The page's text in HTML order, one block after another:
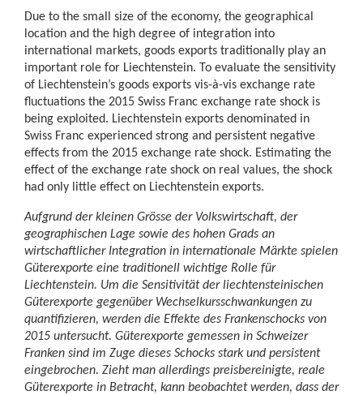
Due to the small size of the economy, the geographical
location and the high degree of integration into
international markets, goods exports traditionally play an
important role for Liechtenstein. To evaluate the sensitivity
of Liechtenstein’s goods exports vis-à-vis exchange rate
fluctuations the 2015 Swiss Franc exchange rate shock is
being exploited. Liechtenstein exports denominated in
Swiss Franc experienced strong and persistent negative
effects from the 2015 exchange rate shock. Estimating the
effect of the exchange rate shock on real values, the shock
had only little effect on Liechtenstein exports.
Aufgrund der kleinen Grösse der Volkswirtschaft, der
geographischen Lage sowie des hohen Grads an
wirtschaftlicher Integration in internationale Märkte spielen
Güterexporte eine traditionell wichtige Rolle für
Liechtenstein. Um die Sensitivität der liechtensteinischen
Güterexporte gegenüber Wechselkursschwankungen zu
quantifizieren, werden die Effekte des Frankenschocks von
2015 untersucht. Güterexporte gemessen in Schweizer
Franken sind im Zuge dieses Schocks stark und persistent
eingebrochen. Zieht man allerdings preisbereinigte, reale
Güterexporte in Betracht, kann beobachtet werden, dass der